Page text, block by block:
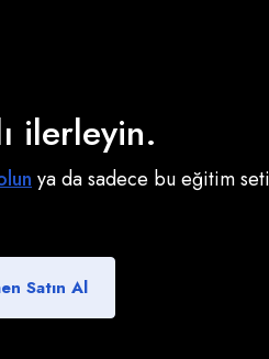
ilerleyin.
ya da sadece bu eğitim
Satın Al